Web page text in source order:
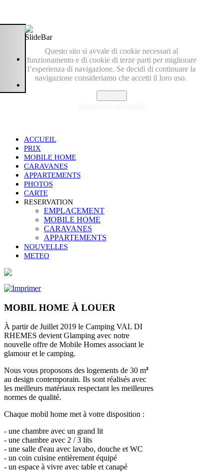
Questo sito si avvale di cookie necessari al
funzionamento e di cookie di terze parti per migliorare
l’esperienza di navigazione. Se decidi di continuare la
navigazione consideriamo che accetti il loro uso.
ACCUEIL
PRIX
MOBILE HOME
CARAVANES
APPARTEMENTS
PHOTOS
CARTE
RESERVATION
EMPLACEMENT
MOBILE HOME
CARAVANES
APPARTEMENTS
NOUVELLES
METEO
MOBIL HOME À LOUER
À partir de Juillet 2019 le Camping VAL DI
RHEMES devient Glamping avec notre
nouvelle offre de Mobile Homes associant le
glamour et le camping.
Nous vous proposons des logements de 30 m²
au design contemporain. Ils sont réalisés avec
les meilleurs matériaux respectant les meilleures
normes de qualité.
Chaque mobil home met à votre disposition :
- une chambre avec un grand lit
- une chambre avec 2 / 3 lits
- une salle d'eau avec lavabo, douche et WC
- un coin cuisine entièrement équipé
- un espace à vivre avec table et canapé